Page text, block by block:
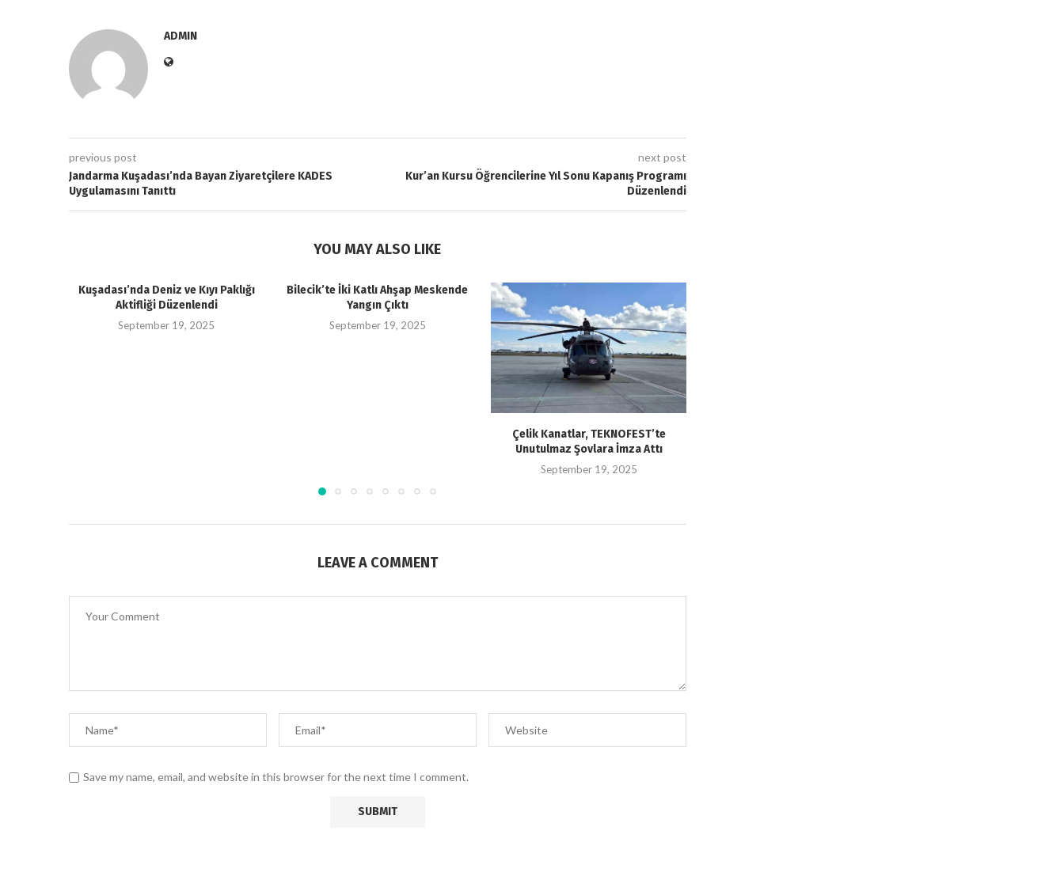
ADMIN
previous post
Jandarma Kuşadası’nda Bayan Ziyaretçilere KADES
Uygulamasını Tanıttı
next post
Kur’an Kursu Öğrencilerine Yıl Sonu Kapanış Programı
Düzenlendi
YOU MAY ALSO LIKE
Kuşadası’nda Deniz ve Kıyı Paklığı
Aktifliği Düzenlendi
September 19, 2025
Bilecik’te İki Katlı Ahşap Meskende
Yangın Çıktı
September 19, 2025
Çelik Kanatlar, TEKNOFEST’te
Unutulmaz Şovlara İmza Attı
September 19, 2025
LEAVE A COMMENT
Save my name, email, and website in this browser for the next time I comment.